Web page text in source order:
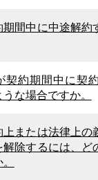
期間中に中途解約
契約期間中に契
な場合ですか。
上または法律上の
解除するには、ど